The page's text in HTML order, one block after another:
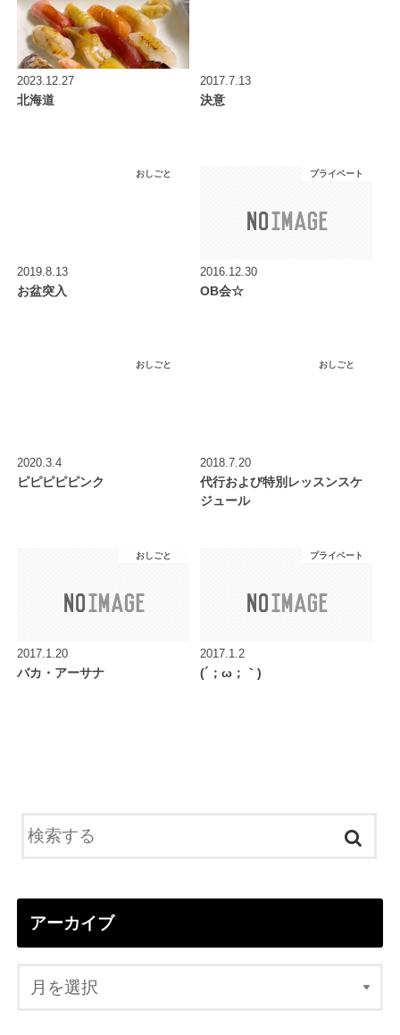
2023.12.27
北海道
2017.7.13
決意
おしごと
2019.8.13
お盆突入
プライベート
2016.12.30
OB会☆
おしごと
2020.3.4
ピピピピピンク
おしごと
2018.7.20
代行および特別レッスンスケ
ジュール
おしごと
2017.1.20
バカ・アーサナ
プライベート
2017.1.2
(´；ω；｀)
アーカイブ